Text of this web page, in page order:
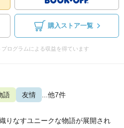
購入ストア一覧
ログラムによる収益を得ています
語 友情 ...他7件
りなすユニークな物語が展開され